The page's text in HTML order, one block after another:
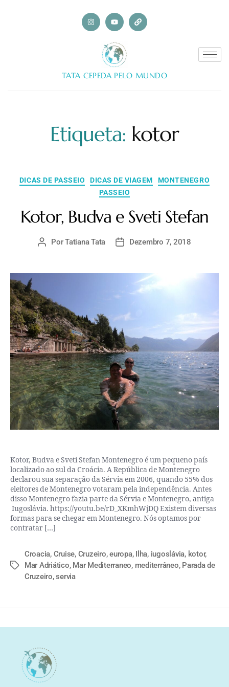
TATA CEPEDA PELO MUNDO
Etiqueta: kotor
DICAS DE PASSEIO DICAS DE VIAGEM
MONTENEGRO
PASSEIO
Kotor, Budva e Sveti Stefan
PorTatiana Tata Dezembro 7, 2018
Kotor, Budva e Sveti Stefan Montenegro é um pequeno país
localizado ao sul da Croácia. A República de Montenegro
declarou sua separação da Sérvia em 2006, quando 55% dos
eleitores de Montenegro votaram pela independência. Antes
disso Montenegro fazia parte da Sérvia e Montenegro, antiga
Iugoslávia. https://youtu.be/rD_XKmhWjDQ Existem diversas
formas para se chegar em Montenegro. Nós optamos por
contratar […]
Croacia, Cruise, Cruzeiro,europa, Ilha, iugoslávia, kotor,
Mar Adriático, Mar Mediterraneo, mediterrâneo, Parada de
Cruzeiro,servia